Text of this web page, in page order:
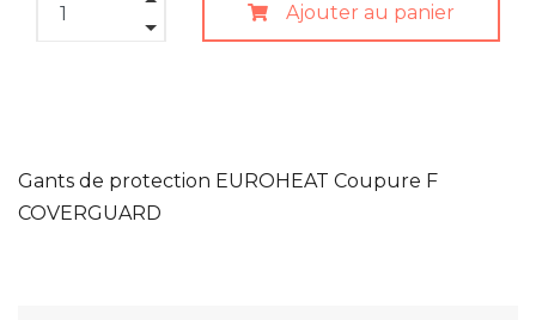
Ajouter au panier
Gants de protection EUROHEAT Coupure F
COVERGUARD